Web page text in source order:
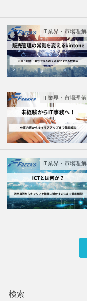
IT業界・市場理解
IT業界・市場理解
IT業界・市場理解
検索